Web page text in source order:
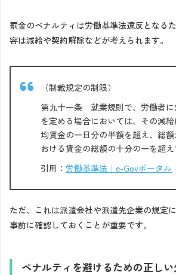
罰金のペナルティは労働基準法違反となる
容は減給や契約解除などが考えられます。
（制裁規定の制限）
第九十一条 就業規則で、労働者に
を定める場合においては、その減
均賃金の一日分の半額を超え、総
おける賃金の総額の十分の一を超え
引用： 労働基準法｜e-Govポータル
ただ、これは派遣会社や派遣先企業の規定
事前に確認しておくことが重要です。
ペナルティを避けるための正し